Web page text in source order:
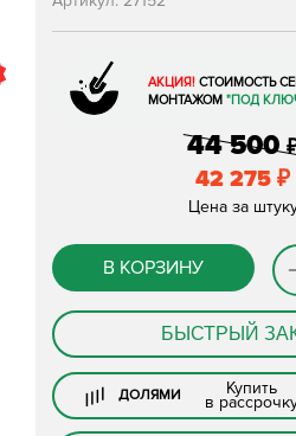
АКЦИЯ! СТОИМОСТЬ
МОНТАЖОМ "ПОД
44 500
42 275₽
Цена за
В КОРЗИНУ
БЫСТРЫЙ
ДОЛЯМИ Купить
в